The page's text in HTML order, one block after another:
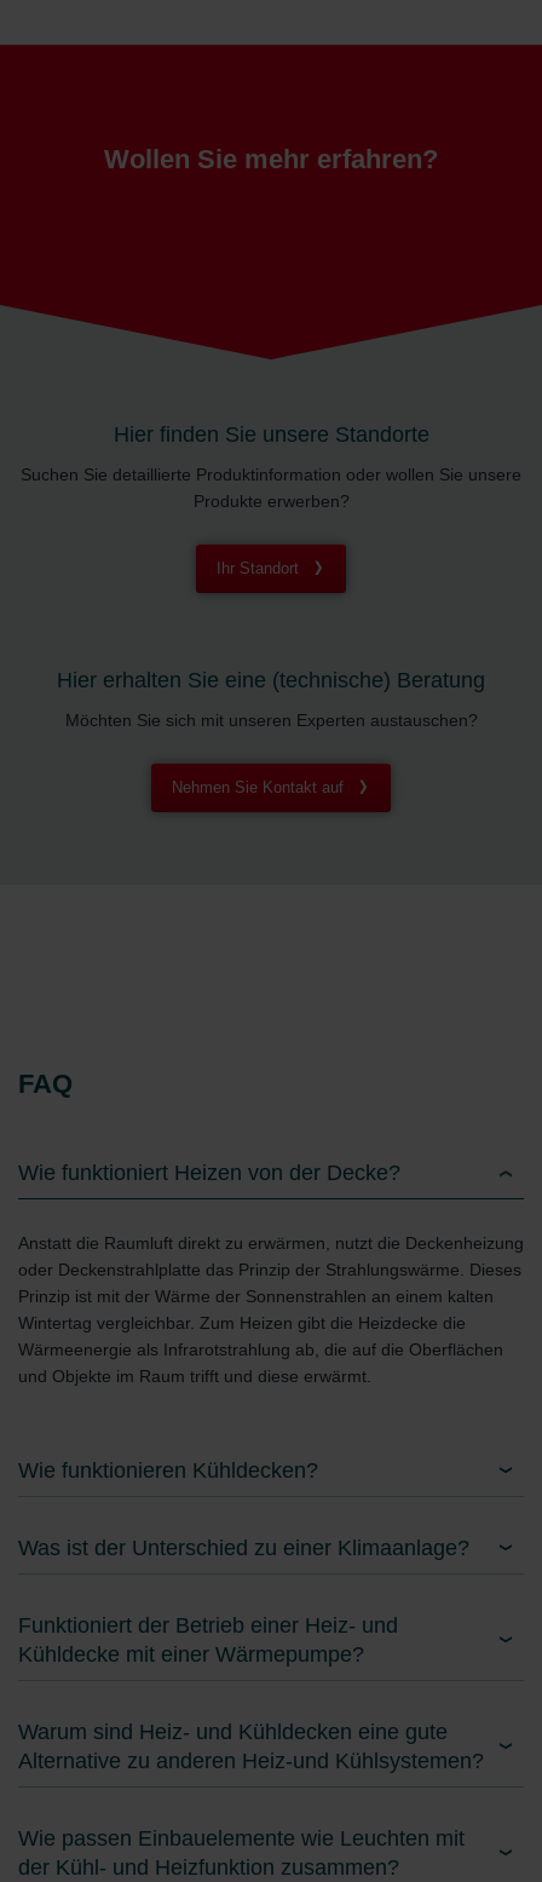
Wollen Sie mehr erfahren?
Hier finden Sie unsere Standorte
Suchen Sie detaillierte Produktinformation oder wollen Sie unsere
Produkte erwerben?
Ihr Standort
Hier erhalten Sie eine (technische) Beratung
Möchten Sie sich mit unseren Experten austauschen?
Nehmen Sie Kontakt auf
FAQ
Wie funktioniert Heizen von der Decke?
Anstatt die Raumluft direkt zu erwärmen, nutzt die Deckenheizung
oder Deckenstrahlplatte das Prinzip der Strahlungswärme. Dieses
Prinzip ist mit der Wärme der Sonnenstrahlen an einem kalten
Wintertag vergleichbar. Zum Heizen gibt die Heizdecke die
Wärmeenergie als Infrarotstrahlung ab, die auf die Oberflächen
und Objekte im Raum trifft und diese erwärmt.
Wie funktionieren Kühldecken?
Was ist der Unterschied zu einer Klimaanlage?
Funktioniert der Betrieb einer Heiz- und
Kühldecke mit einer Wärmepumpe?
Warum sind Heiz- und Kühldecken eine gute
Alternative zu anderen Heiz-und Kühlsystemen?
Wie passen Einbauelemente wie Leuchten mit
der Kühl- und Heizfunktion zusammen?